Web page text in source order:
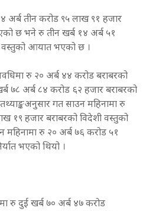
अर्ब तीन करोड ९५ लाख ९१ हजार
छ भने रु तीन खर्ब १४ अर्ब ५१
वस्तुको आयात भएको छ ।
रु २० अर्ब ४४ करोड बराबरको
७८ अर्ब ८४ करोड ६२ हजार बराबरको
गत साउन महिनामा रु
१९ हजार बराबरको विदेशी वस्तुको
रु २० अर्ब ७६ करोड ५१
भएको थियो ।
रु दुई खर्ब ७० अर्ब ४७ करोड